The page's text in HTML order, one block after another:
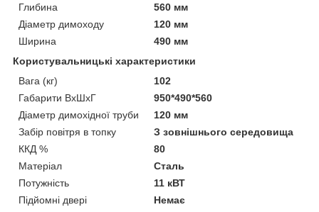
Глибина
560 мм
Діаметр димоходу
120 мм
Ширина
490 мм
Користувальницькі характеристики
Вага (кг)
102
Габарити ВхШхГ
950*490*560
Діаметр димохідної труби
120 мм
Забір повітря в топку
З зовнішнього середовища
ККД %
80
Матеріал
Сталь
Потужність
11 кВТ
Підйомні двері
Немає